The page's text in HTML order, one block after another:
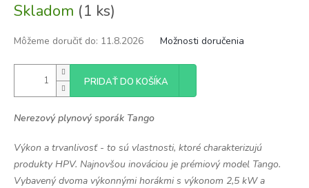
cena:
Skladom (1 ks)
Môžeme doručiť do: 11.8.2026 Možnosti doručenia
PRIDAŤ DO KOŠÍKA
Nerezový plynový sporák Tango
Výkon a trvanlivosť - to sú vlastnosti, ktoré charakterizujú
produkty HPV. Najnovšou inováciou je prémiový model Tango.
Vybavený dvoma výkonnými horákmi s výkonom 2,5 kW a